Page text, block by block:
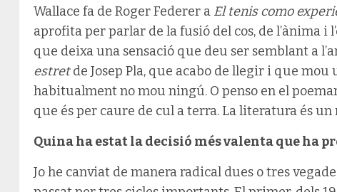
Wallace fa de Roger Federer a El tenis como
aprofita per parlar de la fusió del cos, de l’ànima i
que deixa una sensació que deu ser semblant a
estretde Josep Pla, que acabo de llegir i que mou
habitualment no mou ningú. O penso en el
que és per caure de cul a terra. La literatura és un
Quina ha estat la decisió més valenta que ha
Jo he canviat de manera radical dues o tres